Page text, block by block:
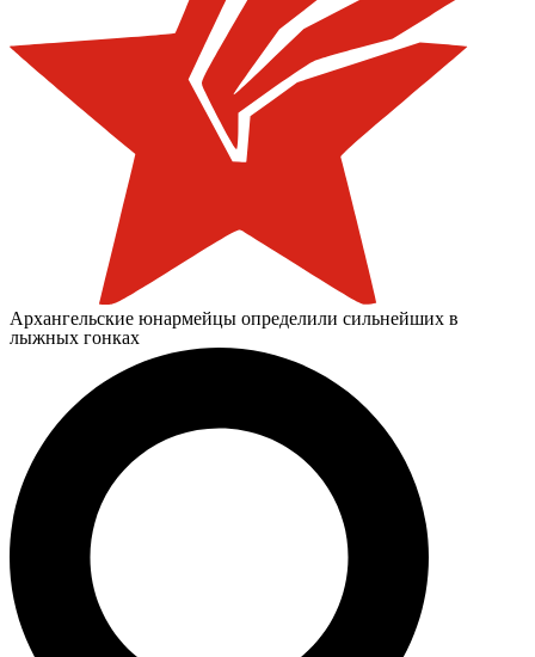
Архангельские юнармейцы определили сильнейших в
лыжных гонках